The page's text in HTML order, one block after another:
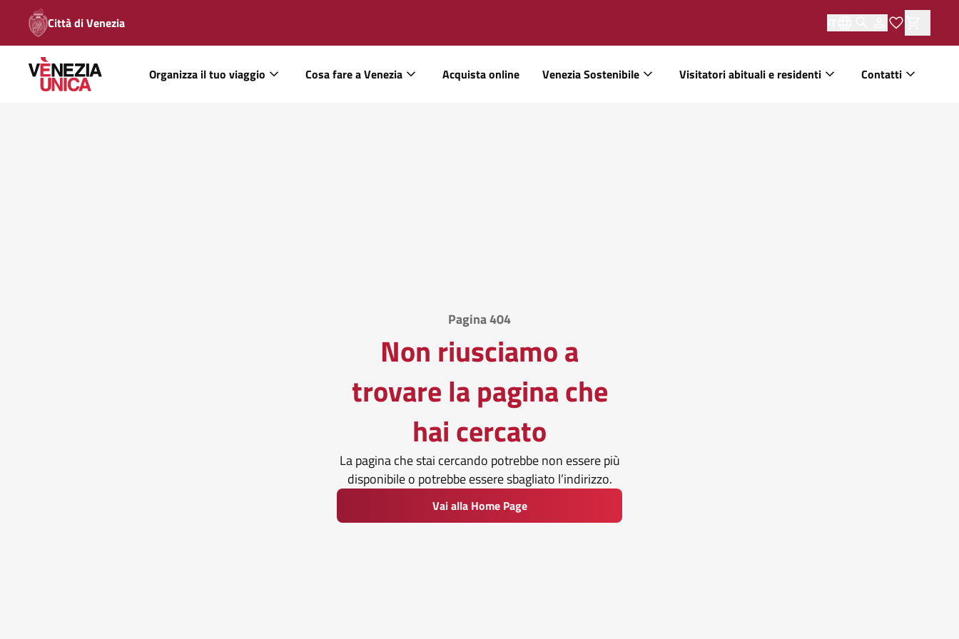
Città di Venezia
Organizza il tuo viaggio Cosa fare a Venezia Acquista online Venezia Sostenibile Visitatori abituali e residenti Contatti
Pagina 404
Non riusciamo a
trovare la pagina che
hai cercato
La pagina che stai cercando potrebbe non essere più
disponibile o potrebbe essere sbagliato l’indirizzo.
Vai alla Home Page